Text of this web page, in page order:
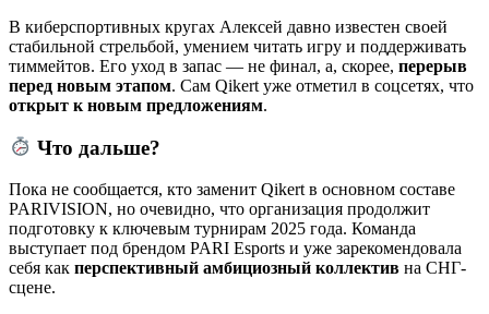
В киберспортивных кругах Алексей давно известен своей
стабильной стрельбой, умением читать игру и поддерживать
тиммейтов. Его уход в запас — не финал, а, скорее, перерыв
перед новым этапом. Сам Qikert уже отметил в соцсетях, что
открыт к новым предложениям.
Что дальше?
Пока не сообщается, кто заменит Qikert в основном составе
PARIVISION, но очевидно, что организация продолжит
подготовку к ключевым турнирам 2025 года. Команда
выступает под брендом PARI Esports и уже зарекомендовала
себя как перспективный амбициозный коллектив на СНГ-
сцене.